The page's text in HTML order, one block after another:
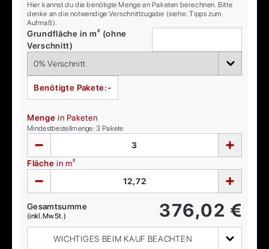
Hier kannst du die benötigte Menge an Paketen berechnen. Bitte
denke an die notwendige Verschnittzugabe (siehe: Tipps zum
Aufmaß).
Grundfläche in m² (ohne
Verschnitt)
Benötigte Pakete:-
Menge in Paketen
Mindestbestellmenge:3 Pakete
Fläche in m²
Gesamtsumme
(inkl. MwSt.) 376,02 €
WICHTIGES BEIM KAUF BEACHTEN